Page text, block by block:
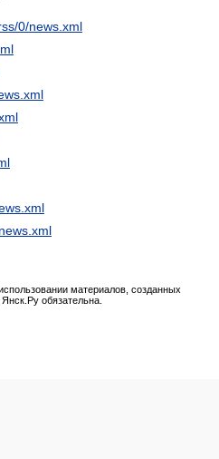
0/news.xml
материалов, созданных
обязательна.